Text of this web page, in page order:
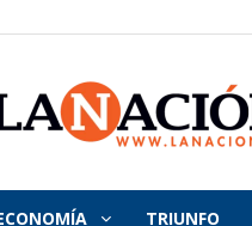
TRIUNFO